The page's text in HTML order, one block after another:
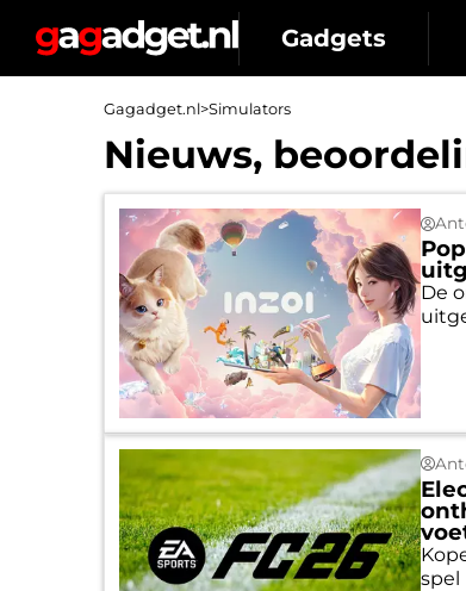
Gadgets
Gagadget.nl>Simulators
Nieuws,
De
spel